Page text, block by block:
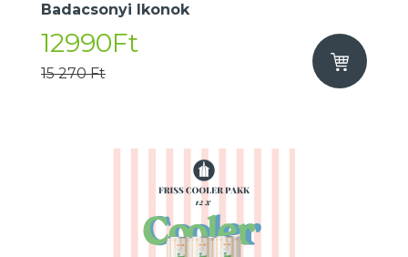
Badacsonyi Ikonok
12990Ft
15 270 Ft